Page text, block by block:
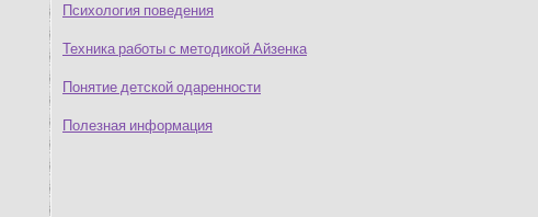
Психология поведения
Техника работы с методикой Айзенка
Понятие детской одаренности
Полезная информация